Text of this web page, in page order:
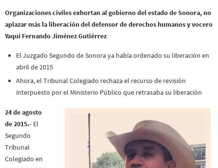
Organizaciones civiles exhortan al gobierno del estado de Sonora, no
aplazar más la liberación del defensor de derechos humanos y vocero
Yaqui Fernando Jiménez Gutiérrez
El Juzgado Segundo de Sonora ya había ordenado su liberación en
abril de 2015
Ahora, el Tribunal Colegiado rechaza el recurso de revisión
interpuesto por el Ministerio Público que retrasaba su liberación
24 de agosto
de 2015.- El
Segundo
Tribunal
Colegiado en